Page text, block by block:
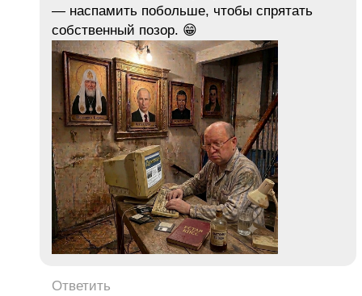
— наспамить побольше, чтобы спрятать
собственный позор. 😁
Ответить